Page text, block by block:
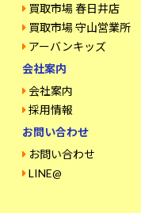
買取市場 春日井店
買取市場 守山営業所
アーバンキッズ
会社案内
会社案内
採用情報
お問い合わせ
お問い合わせ
LINE@